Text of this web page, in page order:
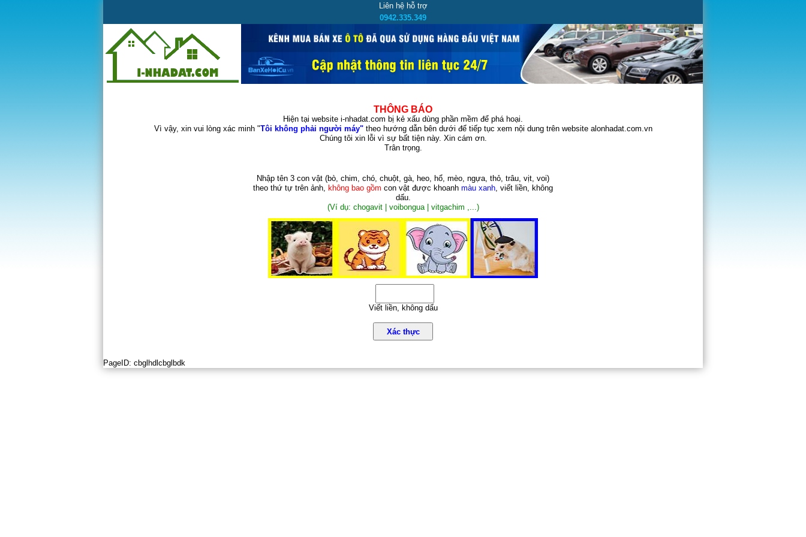
Liên hệ hỗ trợ
0942.335.349
THÔNG BÁO
Hiện tại website i-nhadat.com bị kẻ xấu dùng phần mềm để phá hoại.
Vì vậy, xin vui lòng xác minh "Tôi không phải người máy"theo hướng dẫn bên dưới để tiếp tục xem nội dung trên website alonhadat.com.vn
Chúng tôi xin lỗi vì sự bất tiện này. Xin cám ơn.
Trân trọng.
Nhập tên 3 con vật (bò, chim, chó, chuột, gà, heo, hổ, mèo, ngựa, thỏ, trâu, vịt, voi)
theo thứ tự trên ảnh, không bao gồm con vật được khoanh màu xanh, viết liền, không
dấu.
(Ví dụ: chogavit | voibongua | vitgachim ,...)
Viết liền, không dấu
Xác thực
PageID: cbglhdlcbglbdk